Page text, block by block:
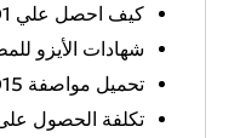
كيف احصل علي ISO 27001
شهادات الأيزو
تحميل مواصفة ISO 9001:2015
تكلفة الحصول على